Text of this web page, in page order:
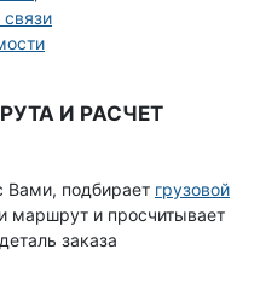
И РАСЧЕТ
Вами, подбирает грузовой
маршрут и просчитывает
заказа